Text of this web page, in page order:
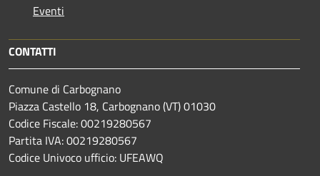
Eventi
CONTATTI
Comune di Carbognano
Piazza Castello 18, Carbognano (VT) 01030
Codice Fiscale: 00219280567
Partita IVA: 00219280567
Codice Univoco ufficio: UFEAWQ